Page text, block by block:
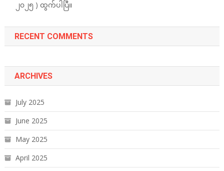
၂၀၂၅ ) ထွက်ပါပြီ။
RECENT COMMENTS
ARCHIVES
July 2025
June 2025
May 2025
April 2025